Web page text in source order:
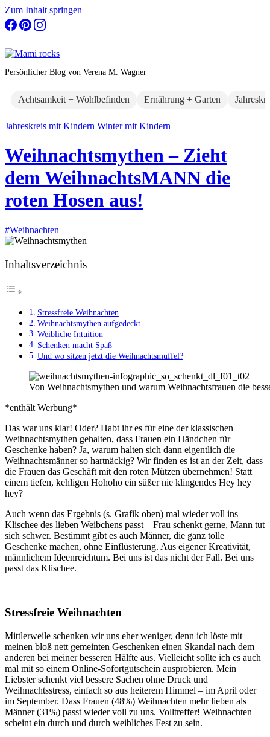
Zum Inhalt springen
Persönlicher Blog von Verena M. Wagner
Achtsamkeit + Wohlbefinden Ernährung + Garten
Jahreskreis mit Kindern Winter mit Kindern
Weihnachtsmythen – Zieht
dem WeihnachtsMANN die
roten Hosen aus!
#Weihnachten
Inhaltsverzeichnis
Stressfreie Weihnachten
Weihnachtsmythen aufgedeckt
Weibliche Intuition
Schenken macht Spaß
Und wo sitzen jetzt die Weihnachtsmuffel?
Von Weihnachtsmythen und warum Weihnachtsfrauen die
*enthält Werbung*
Das war uns klar! Oder? Habt ihr es für eine der klassischen
Weihnachtsmythen gehalten, dass Frauen ein Händchen für
Geschenke haben? Ja, warum halten sich dann eigentlich die
Weihnachtsmänner so hartnäckig? Wir finden es ist an der Zeit, dass
die Frauen das Geschäft mit den roten Mützen übernehmen! Statt
einem tiefen, kehligen Hohoho ein süßer nie klingendes Hey hey
hey?
Auch wenn das Ergebnis (s. Grafik oben) mal wieder voll ins
Klischee des lieben Weibchens passt – Frau schenkt gerne, Mann tut
sich schwer. Bestimmt gibt es auch Männer, die ganz tolle
Geschenke machen, ohne Einflüsterung. Aus eigener Kreativität,
männlichem Ideenreichtum. Bei uns ist das nicht der Fall. Bei uns
passt das Klischee.
Stressfreie Weihnachten
Mittlerweile schenken wir uns eher weniger, denn ich löste mit
meinen bloß nett gemeinten Geschenken einen Skandal nach dem
anderen bei meiner besseren Hälfte aus. Vielleicht sollte ich es auch
mal mit so einem Online-Sofortgutschein ausprobieren. Mein
Liebster schenkt viel bessere Sachen ohne Druck und
Weihnachtsstress, einfach so aus heiterem Himmel – im April oder
im September. Dass Frauen (48%) Weihnachten mehr lieben als
Männer (31%) passt wieder voll zu uns. Volltreffer! Weihnachten
scheint ein durch und durch weibliches Fest zu sein.